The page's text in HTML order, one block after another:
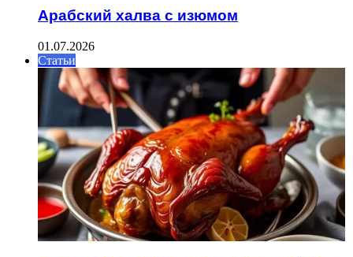
Арабский халва с изюмом
01.07.2026
Статьи